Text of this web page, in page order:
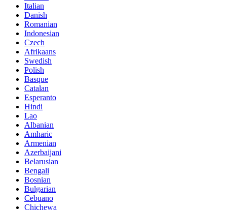
Italian
Danish
Romanian
Indonesian
Czech
Afrikaans
Swedish
Polish
Basque
Catalan
Esperanto
Hindi
Lao
Albanian
Amharic
Armenian
Azerbaijani
Belarusian
Bengali
Bosnian
Bulgarian
Cebuano
Chichewa